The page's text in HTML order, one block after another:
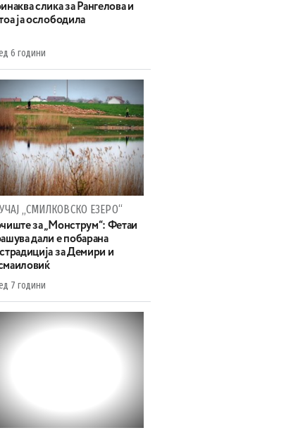
слика за Рангелова и
ја ослободила
6 години
„СМИЛКОВСКО ЕЗЕРО“
за „Монструм“: Фетаи
дали е побарана
за Демири и
7 години